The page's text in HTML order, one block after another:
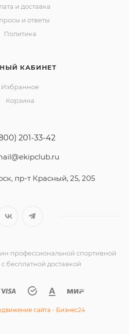
и доставка
и ответы
Политика
КАБИНЕТ
Избранное
Корзина
201-33-42
пр-т Красный, 25, 205
профессиональной спортивной
бесплатной доставкой
сайта - Бизнес24